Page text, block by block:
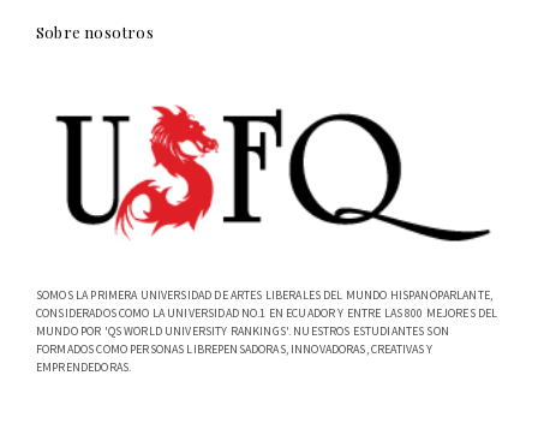
Sobre nosotros
SOMOS LA PRIMERA UNIVERSIDAD DE ARTES LIBERALES DEL MUNDO HISPANOPARLANTE,
CONSIDERADOS COMO LA UNIVERSIDAD NO.1 EN ECUADOR Y ENTRE LAS 800 MEJORES DEL
MUNDO POR 'QS WORLD UNIVERSITY RANKINGS'. NUESTROS ESTUDIANTES SON
FORMADOS COMO PERSONAS LIBREPENSADORAS, INNOVADORAS, CREATIVAS Y
EMPRENDEDORAS.